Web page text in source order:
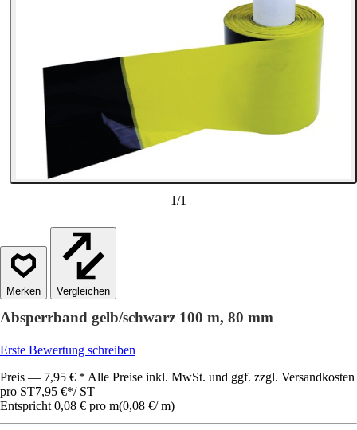
1/1
Vergleichen
Absperrband gelb/schwarz 100 m, 80 mm
Erste Bewertung schreiben
Preis — 7,95 € * Alle Preise inkl. MwSt. und ggf. zzgl. Versandkosten
pro ST7,95 €*/ ST
Entspricht 0,08 € pro m(0,08 €/ m)